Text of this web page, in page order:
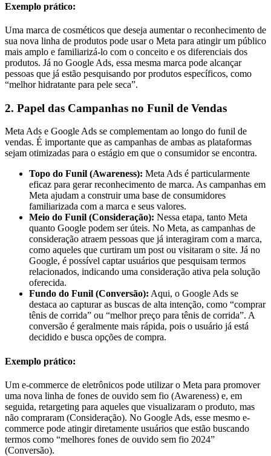
Exemplo prático:
Uma marca de cosméticos que deseja aumentar o reconhecimento de
sua nova linha de produtos pode usar o Meta para atingir um público
mais amplo e familiarizá-lo com o conceito e os diferenciais dos
produtos. Já no Google Ads, essa mesma marca pode alcançar
pessoas que já estão pesquisando por produtos específicos, como
“melhor hidratante para pele seca”.
2. Papel das Campanhas no Funil de Vendas
Meta Ads e Google Ads se complementam ao longo do funil de
vendas. É importante que as campanhas de ambas as plataformas
sejam otimizadas para o estágio em que o consumidor se encontra.
Topo do Funil (Awareness): Meta Ads é particularmente
eficaz para gerar reconhecimento de marca. As campanhas em
Meta ajudam a construir uma base de consumidores
familiarizada com a marca e seus valores.
Meio do Funil (Consideração): Nessa etapa, tanto Meta
quanto Google podem ser úteis. No Meta, as campanhas de
consideração atraem pessoas que já interagiram com a marca,
como aqueles que curtiram um post ou visitaram o site. Já no
Google, é possível captar usuários que pesquisam termos
relacionados, indicando uma consideração ativa pela solução
oferecida.
Fundo do Funil (Conversão): Aqui, o Google Ads se
destaca ao capturar as buscas de alta intenção, como “comprar
tênis de corrida” ou “melhor preço para tênis de corrida”. A
conversão é geralmente mais rápida, pois o usuário já está
decidido e busca opções de compra.
Exemplo prático:
Um e-commerce de eletrônicos pode utilizar o Meta para promover
uma nova linha de fones de ouvido sem fio (Awareness) e, em
seguida, retargeting para aqueles que visualizaram o produto, mas
não compraram (Consideração). No Google Ads, esse mesmo e-
commerce pode atingir diretamente usuários que estão buscando
termos como “melhores fones de ouvido sem fio 2024”
(Conversão).